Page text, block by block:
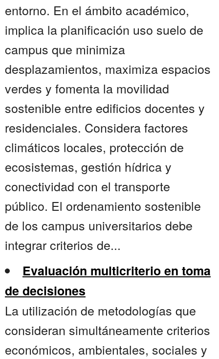
entorno. En el ámbito académico,
implica la planificación uso suelo de
campus que minimiza
desplazamientos, maximiza espacios
verdes y fomenta la movilidad
sostenible entre edificios docentes y
residenciales. Considera factores
climáticos locales, protección de
ecosistemas, gestión hídrica y
conectividad con el transporte
público. El ordenamiento sostenible
de los campus universitarios debe
integrar criterios de...
Evaluación multicriterio en toma
de decisiones
La utilización de metodologías que
consideran simultáneamente criterios
económicos, ambientales, sociales y